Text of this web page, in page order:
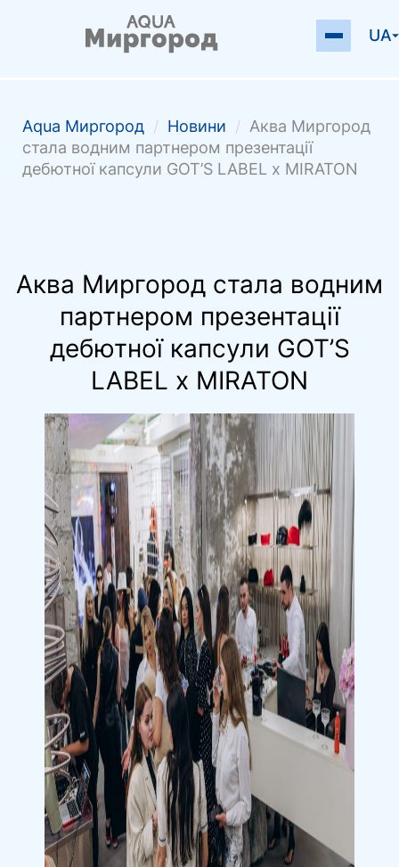
UA
Аqua Миргород / Новини / Аква Миргород
стала водним партнером презентації
дебютної капсули GOT’S LABEL x MIRATON
Аква Миргород стала водним
партнером презентації
дебютної капсули GOT’S
LABEL x MIRATON